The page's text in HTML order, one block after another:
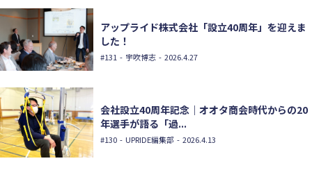
アップライド株式会社「設立40周年」を迎えま
した！
#131 - 宇吹博志 - 2026.4.27
会社設立40周年記念｜オオタ商会時代からの20
年選手が語る「過...
#130 - UPRIDE編集部 - 2026.4.13